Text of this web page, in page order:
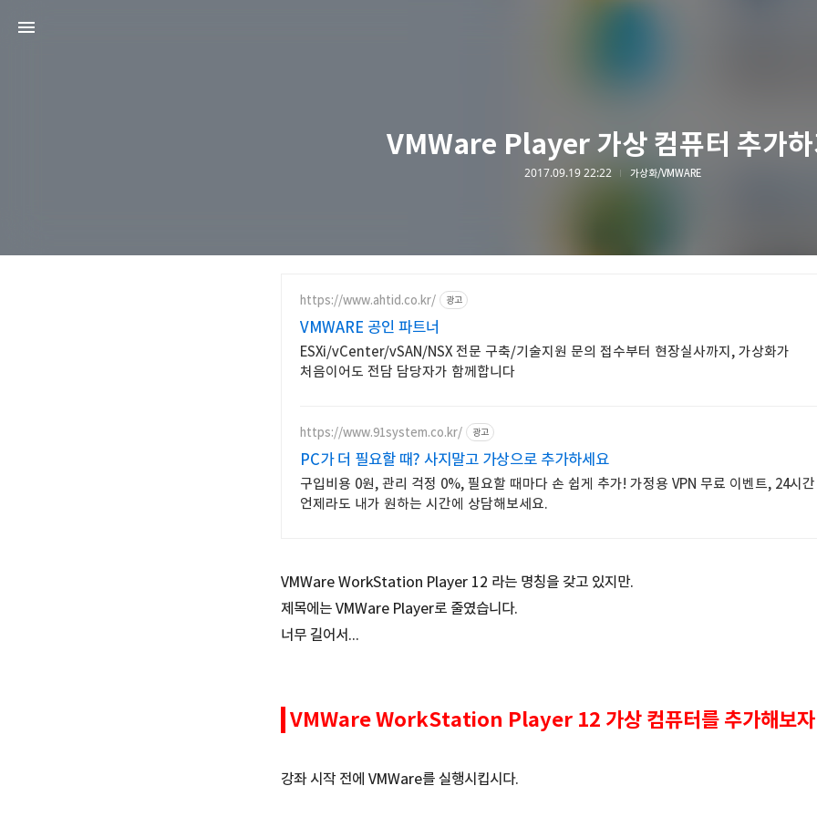
VMWare Player 가상 컴퓨터 추가
2017.09.19 22:22 가상화/VMWARE
https://www.ahtid.co.kr/ 광고
VMWARE 공인 파트너
ESXi/vCenter/vSAN/NSX 전문 구축/기술지원 문의 접수부터 현장실사까지, 가상화가
처음이어도 전담 담당자가 함께합니다
https://www.91system.co.kr/ 광고
PC가 더 필요할 때? 사지말고 가상으로 추가하세요
구입비용 0원, 관리 걱정 0%, 필요할 때마다 손 쉽게 추가! 가정용 VPN 무료 이벤트, 24시간
언제라도 내가 원하는 시간에 상담해보세요.
VMWare WorkStation Player 12 라는 명칭을 갖고 있지만.
제목에는 VMWare Player로 줄였습니다.
너무 길어서...
VMWare WorkStation Player 12 가상 컴퓨터를 추가해보
강좌 시작 전에 VMWare를 실행시킵시다.